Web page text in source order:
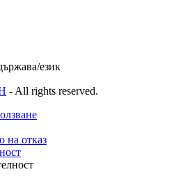
език
- All rights reserved.
на отказ